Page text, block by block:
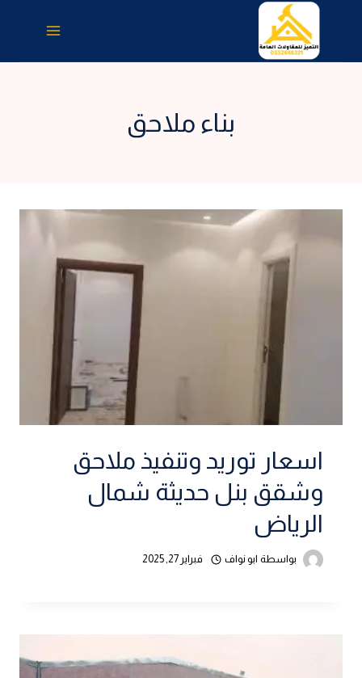
المحتوى
بناء ملاحق
اسعار توريد وتنفيذ ملاحق
وشقق بنل حديثة شمال
الرياض
بواسطة ابو نواف فبراير 27, 2025